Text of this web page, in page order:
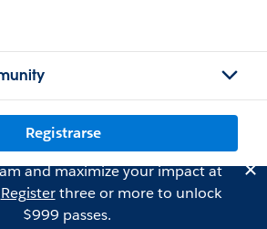
Registrarse
and maximize your impact at
Registerthree or more to unlock
$999 passes.